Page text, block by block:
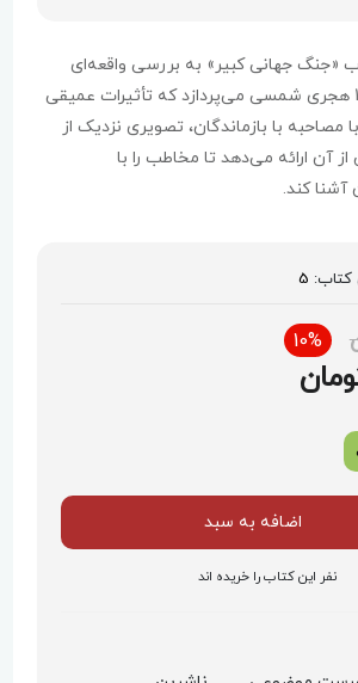
«جنگ جهانی کبیر» به بررسی واقعه‌ای
تاریخی در سال 1409 هجری شمسی می‌پردازد که تأثیرات عمیقی
مصاحبه با بازماندگان، تصویری نزدیک از
آن ارائه می‌دهد تا مخاطب را با
کند.
کتاب: 5
10%
اضافه به سبد
نفر این کتاب را خریده اند